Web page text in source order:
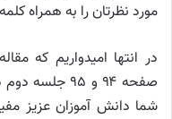
مورد نظرتان را به همراه
در انتها امیدواریم که
شما دانش آموزان عزیز